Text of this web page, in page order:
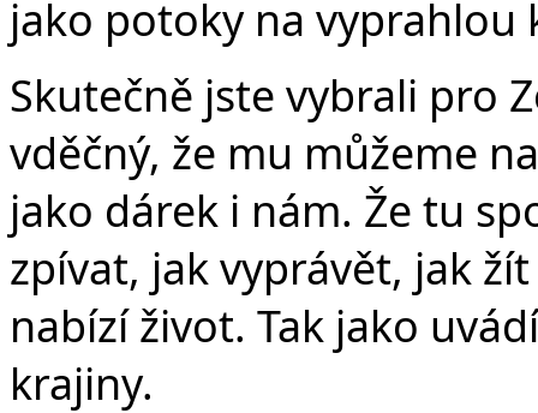
jako potoky na vyprahlou
Skutečně jste vybrali pro
vděčný, že mu můžeme
jako dárek i nám. Že tu
zpívat, jak vyprávět, jak
nabízí život. Tak jako
krajiny.